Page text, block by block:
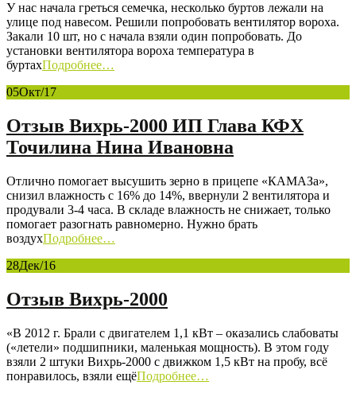
У нас начала греться семечка, несколько буртов лежали на
улице под навесом. Решили попробовать вентилятор вороха.
Закали 10 шт, но с начала взяли один попробовать. До
установки вентилятора вороха температура в
буртахПодробнее…
05Окт/17
Отзыв Вихрь-2000 ИП Глава КФХ
Точилина Нина Ивановна
Отлично помогает высушить зерно в прицепе «КАМАЗа»,
снизил влажность с 16% до 14%, ввернули 2 вентилятора и
продували 3-4 часа. В складе влажность не снижает, только
помогает разогнать равномерно. Нужно брать
воздухПодробнее…
28Дек/16
Отзыв Вихрь-2000
«В 2012 г. Брали с двигателем 1,1 кВт – оказались слабоваты
(«летели» подшипники, маленькая мощность). В этом году
взяли 2 штуки Вихрь-2000 с движком 1,5 кВт на пробу, всё
понравилось, взяли ещёПодробнее…